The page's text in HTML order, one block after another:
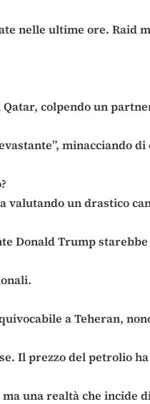
nelle ultime ore.
colpendo un
minacciando
valutando un drastico
Donald Trump
a Teheran,
Il prezzo del petrolio
una realtà che